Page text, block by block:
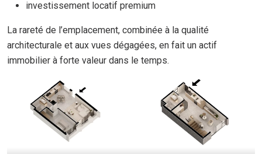
investissement locatif premium
La rareté de l’emplacement, combinée à la qualité
architecturale et aux vues dégagées, en fait un actif
immobilier à forte valeur dans le temps.